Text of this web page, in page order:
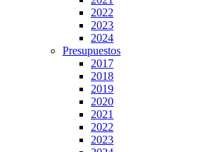
2022
2023
2024
Presupuestos
2017
2018
2019
2020
2021
2022
2023